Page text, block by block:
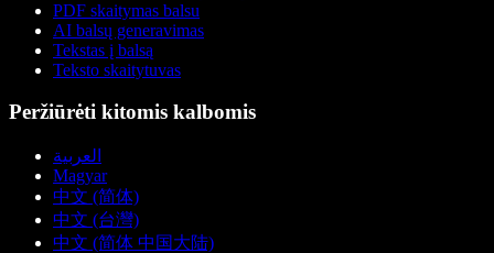
PDF skaitymas balsu
AI balsų generavimas
Tekstas į balsą
Teksto skaitytuvas
Peržiūrėti kitomis kalbomis
العربية
Magyar
中文 (简体)
中文 (台灣)
中文 (简体 中国大陆)